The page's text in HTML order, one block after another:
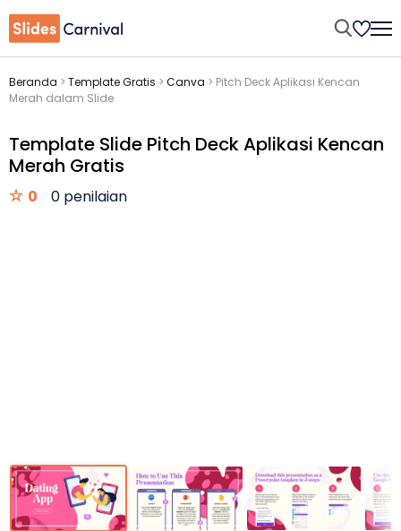
Beranda > Template Gratis > Canva > Pitch Deck Aplikasi Kencan
Merah dalam Slide
Template Slide Pitch Deck Aplikasi Kencan
Merah Gratis
0 0 penilaian